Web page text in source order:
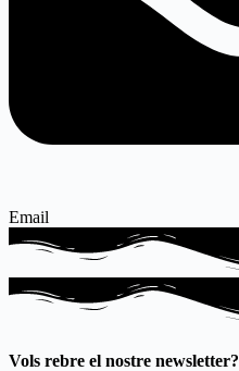
Email
Vols rebre el nostre newsletter?​